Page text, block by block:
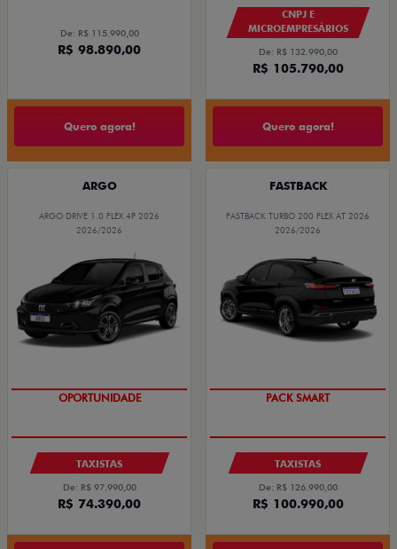
De: R$ 115.990,00
R$ 98.890,00
Quero agora!
CNPJ E
MICROEMPRESÁRIOS
De: R$ 132.990,00
R$ 105.790,00
Quero agora!
ARGO
ARGO DRIVE 1.0 FLEX 4P 2026
2026/2026
OPORTUNIDADE
TAXISTAS
De: R$ 97.990,00
R$ 74.390,00
FASTBACK
FASTBACK TURBO 200 FLEX AT 2026
2026/2026
PACK SMART
TAXISTAS
De: R$ 126.990,00
R$ 100.990,00